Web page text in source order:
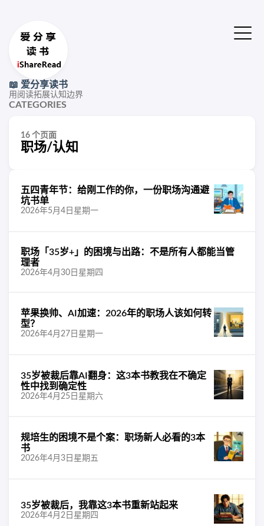
📖 爱分享读书
用阅读拓展认知边界
CATEGORIES
16 个页面
职场/认知
五四青年节：给刚工作的你，一份职场沟通避
坑书单
2026年5月4日星期一
职场「35岁+」的困境与出路：不是所有人都能当管
理者
2026年4月30日星期四
苹果换帅、AI加速：2026年的职场人该如何转
型？
2026年4月27日星期一
35岁被裁后靠AI翻身：这3本书教我在不确定
性中找到确定性
2026年4月25日星期六
规培生的困境不是个案：职场新人必看的3本
书
2026年4月3日星期五
35岁被裁后，我靠这3本书重新站起来
2026年4月2日星期四